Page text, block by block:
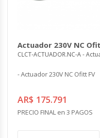
Actuador 230V NC
CLCT-ACTUADOR.NC-A -
- Actuador 230V NC Ofitt FV
AR$ 175.791
PRECIO FINAL en 3 PAGOS